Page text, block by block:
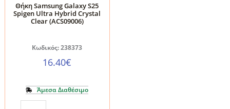
Θήκη Samsung Galaxy S25
Spigen Ultra Hybrid Crystal
Clear (ACS09006)
Κωδικός: 238373
16.40€
Άμεσα Διαθέσιμο